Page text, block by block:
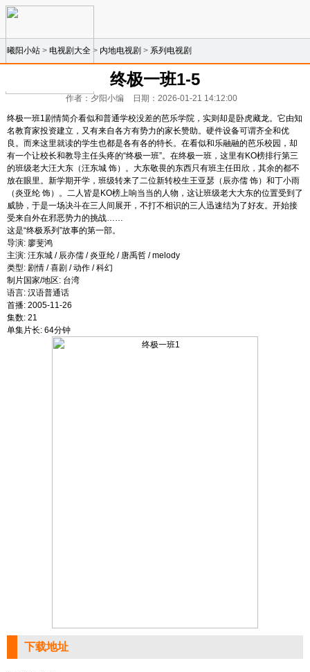
曦阳小站 > 电视剧大全 > 内地电视剧 > 系列电视剧
终极一班1-5
作者：夕阳小编 日期：2026-01-21 14:12:00
终极一班1剧情简介看似和普通学校没差的芭乐学院，实则却是卧虎藏龙。它由知
名教育家投资建立，又有来自各方有势力的家长赞助。硬件设备可谓齐全和优
良。而来这里就读的学生也都是各有各的特长。在看似和乐融融的芭乐校园，却
有一个让校长和教导主任头疼的“终极一班”。在终极一班，这里有KO榜排行第三
的班级老大汪大东（汪东城 饰）。大东敬畏的东西只有班主任田欣，其余的都不
放在眼里。新学期开学，班级转来了二位新转校生王亚瑟（辰亦儒 饰）和丁小雨
（炎亚纶 饰）。二人皆是KO榜上响当当的人物，这让班级老大大东的位置受到了
威胁，于是一场决斗在三人间展开，不打不相识的三人迅速结为了好友。开始接
受来自外在邪恶势力的挑战……
这是“终极系列”故事的第一部。
导演: 廖斐鸿
主演: 汪东城 / 辰亦儒 / 炎亚纶 / 唐禹哲 / melody
类型: 剧情 / 喜剧 / 动作 / 科幻
制片国家/地区: 台湾
语言: 汉语普通话
首播: 2005-11-26
集数: 21
单集片长: 64分钟
下载地址